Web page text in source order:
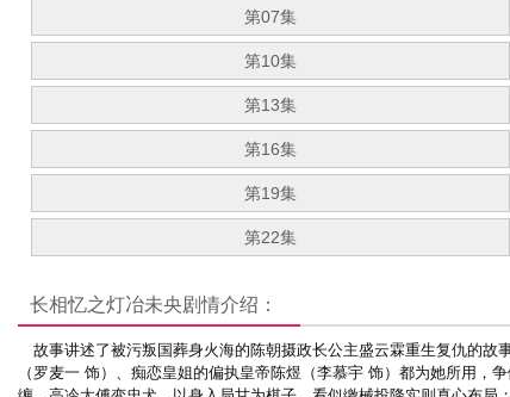
第07集
第10集
第13集
第16集
第19集
第22集
长相忆之灯冶未央剧情介绍：
故事讲述了被污叛国葬身火海的陈朝摄政长公主盛云霖重生复仇的故
（罗麦一 饰）、痴恋皇姐的偏执皇帝陈煜（李慕宇 饰）都为她所用